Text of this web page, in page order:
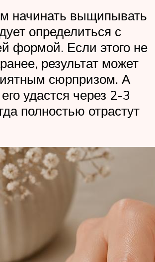
начинать выщипывать
определиться с
формой. Если этого не
результат может
сюрпризом. А
удастся через 2-3
полностью отрастут